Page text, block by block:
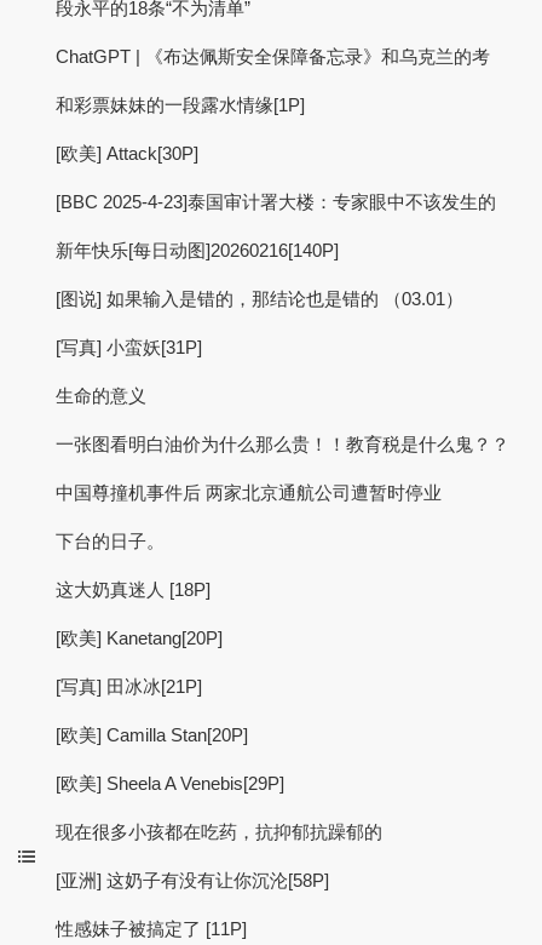
段永平的18条“不为清单”
ChatGPT | 《布达佩斯安全保障备忘录》和乌克兰的考
和彩票妹妹的一段露水情缘[1P]
[欧美] Attack[30P]
[BBC 2025-4-23]泰国审计署大楼：专家眼中不该发生的
新年快乐[每日动图]20260216[140P]
[图说] 如果输入是错的，那结论也是错的 （03.01）
[写真] 小蛮妖[31P]
生命的意义
一张图看明白油价为什么那么贵！！教育税是什么鬼？？
中国尊撞机事件后 两家北京通航公司遭暂时停业
下台的日子。
这大奶真迷人 [18P]
[欧美] Kanetang[20P]
[写真] 田冰冰[21P]
[欧美] Camilla Stan[20P]
[欧美] Sheela A Venebis[29P]
现在很多小孩都在吃药，抗抑郁抗躁郁的
[亚洲] 这奶子有没有让你沉沦[58P]
性感妹子被搞定了 [11P]